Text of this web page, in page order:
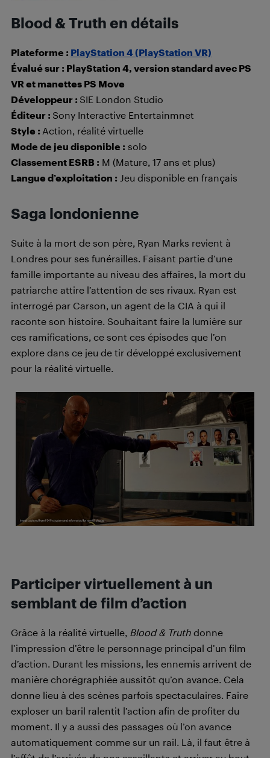
Blood & Truth en détails
Plateforme : PlayStation 4 (PlayStation VR)
Évalué sur : PlayStation 4, version standard avec PS
VR et manettes PS Move
Développeur : SIE London Studio
Éditeur : Sony Interactive Entertainmnet
Style : Action, réalité virtuelle
Mode de jeu disponible : solo
Classement ESRB : M (Mature, 17 ans et plus)
Langue d’exploitation : Jeu disponible en français
Saga londonienne
Suite à la mort de son père, Ryan Marks revient à
Londres pour ses funérailles. Faisant partie d’une
famille importante au niveau des affaires, la mort du
patriarche attire l’attention de ses rivaux. Ryan est
interrogé par Carson, un agent de la CIA à qui il
raconte son histoire. Souhaitant faire la lumière sur
ces ramifications, ce sont ces épisodes que l’on
explore dans ce jeu de tir développé exclusivement
pour la réalité virtuelle.
Participer virtuellement à un
semblant de film d’action
Grâce à la réalité virtuelle, Blood & Truth donne
l’impression d’être le personnage principal d’un film
d’action. Durant les missions, les ennemis arrivent de
manière chorégraphiée aussitôt qu’on avance. Cela
donne lieu à des scènes parfois spectaculaires. Faire
exploser un baril ralentit l’action afin de profiter du
moment. Il y a aussi des passages où l’on avance
automatiquement comme sur un rail. Là, il faut être à